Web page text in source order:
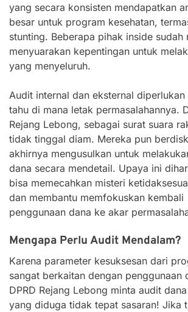
yang secara konsisten mendapatkan
besar untuk program kesehatan,
stunting. Beberapa pihak inside sudah
menyuarakan kepentingan untuk
yang menyeluruh.
Audit internal dan eksternal
tahu di mana letak permasalahannya.
Rejang Lebong, sebagai surat suara
tidak tinggal diam. Mereka pun
akhirnya mengusulkan untuk
dana secara mendetail. Upaya ini
bisa memecahkan misteri
dan membantu memfokuskan kembali
penggunaan dana ke akar
Mengapa Perlu Audit Mendalam?
Karena parameter kesuksesan dari
sangat berkaitan dengan penggunaan
DPRD Rejang Lebong minta audit
yang diduga tidak tepat sasaran! Jika